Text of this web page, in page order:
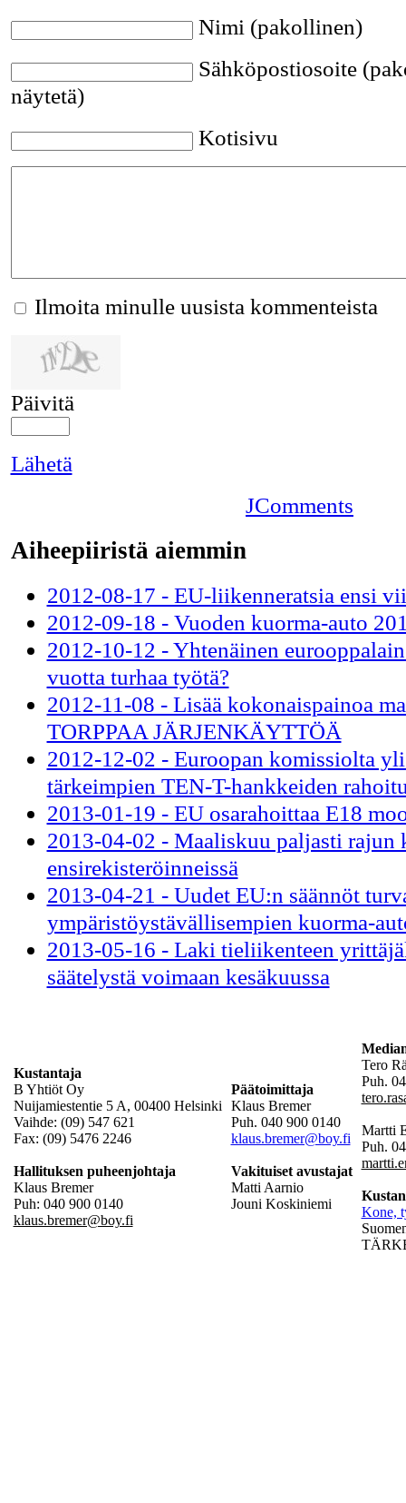
Nimi (pakollinen)
Sähköpostiosoite
näytetä)
Kotisivu
Ilmoita minulle uusista kommenteista
Päivitä
Lähetä
JComments
Aiheepiiristä aiemmin
2012-08-17 - EU-liikenneratsia ensi
2012-09-18 - Vuoden kuorma-auto
2012-10-12 - Yhtenäinen
vuotta turhaa työtä?
2012-11-08 - Lisää kokonaispainoa
TORPPAA JÄRJENKÄYTTÖÄ
2012-12-02 - Euroopan komissiolta
tärkeimpien TEN-T-hankkeiden
2013-01-19 - EU osarahoittaa E18
2013-04-02 - Maaliskuu paljasti rajun
ensirekisteröinneissä
2013-04-21 - Uudet EU:n säännöt
ympäristöystävällisempien kuorma-
2013-05-16 - Laki tieliikenteen
säätelystä voimaan kesäkuussa
Kustantaja
B Yhtiöt Oy
Nuijamiestentie 5 A, 00400 Helsinki
Vaihde: (09) 547 621
Fax: (09) 5476 2246
Hallituksen puheenjohtaja
Klaus Bremer
Puh: 040 900 0140
klaus.bremer@boy.fi
Päätoimittaja
Klaus Bremer
Puh. 040 900 0140
klaus.bremer@boy.fi
Vakituiset avustajat
Matti Aarnio
Jouni Koskiniemi
Tero
Puh.
Martti
Puh.
Kone,